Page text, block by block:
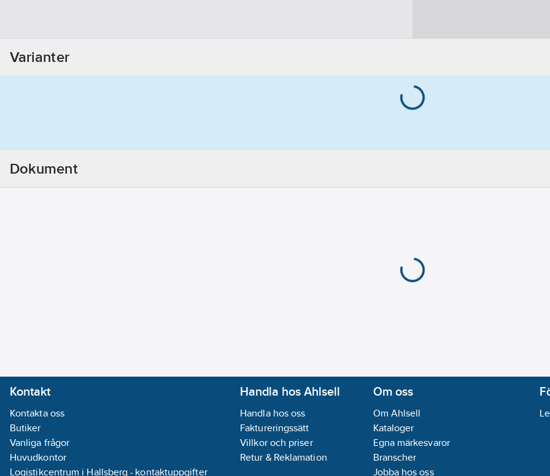
Varianter
Dokument
Kontakt
Kontakta oss
Butiker
Vanliga frågor
Huvudkontor
Logistikcentrum i Hallsberg - kontaktuppgifter
Handla hos Ahlsell
Handla hos oss
Faktureringssätt
Villkor och priser
Retur & Reklamation
Om oss
Om Ahlsell
Kataloger
Egna märkesvaror
Branscher
Jobba hos oss